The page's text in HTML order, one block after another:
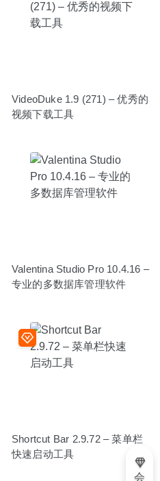
VideoDuke 1.9 (271) – 优秀的
视频下载工具
Valentina Studio Pro 10.4.16 –
专业的多数据库管理软件
Shortcut Bar 2.9.72 – 菜单栏
快速启动工具
会